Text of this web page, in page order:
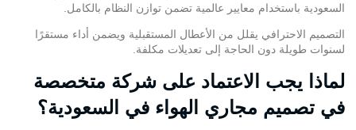
السعودية باستخدام معايير عالمية تضمن توازن النظام بالكامل.
التصميم الاحترافي يقلل من الأعطال المستقبلية ويضمن أداء مستقرًا
لسنوات طويلة دون الحاجة إلى تعديلات مكلفة.
لماذا يجب الاعتماد على شركة متخصصة
في تصميم مجاري الهواء في السعودية؟